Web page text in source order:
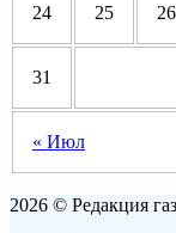
« Июл
24 25 26
31
2026 © Редакция